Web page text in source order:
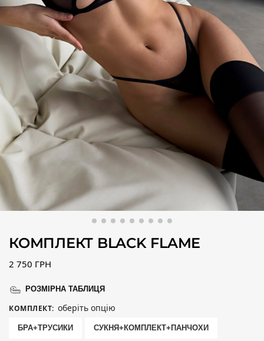
КОМПЛЕКТ BLACK FLAME
2 750 ГРН
РОЗМІРНА ТАБЛИЦЯ
КОМПЛЕКТ: оберіть опцію
БРА+ТРУСИКИ СУКНЯ+КОМПЛЕКТ+ПАНЧОХИ